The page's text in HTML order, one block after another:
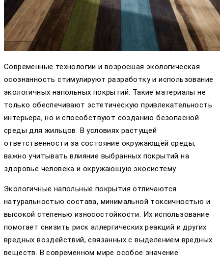
Современные технологии и возросшая экологическая
осознанность стимулируют разработку и использование
экологичных напольных покрытий. Такие материалы не
только обеспечивают эстетическую привлекательность
интерьера, но и способствуют созданию безопасной
среды для жильцов. В условиях растущей
ответственности за состояние окружающей среды,
важно учитывать влияние выбранных покрытий на
здоровье человека и окружающую экосистему.
Экологичные напольные покрытия отличаются
натуральностью состава, минимальной токсичностью и
высокой степенью износостойкости. Их использование
помогает снизить риск аллергических реакций и других
вредных воздействий, связанных с выделением вредных
веществ. В современном мире особое значение